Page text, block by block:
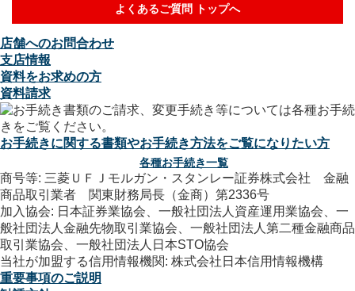
よくあるご質問 トップへ
店舗へのお問合わせ
支店情報
資料をお求めの方
資料請求
お手続きに関する書類やお手続き方法をご覧になりたい方
各種お手続き一覧
商号等: 三菱ＵＦＪモルガン・スタンレー証券株式会社 金融
商品取引業者 関東財務局長（金商）第2336号
加入協会: 日本証券業協会、一般社団法人資産運用業協会、一
般社団法人金融先物取引業協会、一般社団法人第二種金融商品
取引業協会、一般社団法人日本STO協会
当社が加盟する信用情報機関: 株式会社日本信用情報機構
重要事項のご説明